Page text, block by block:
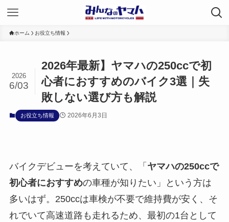
ホーム お役立ち情報
2026年最新】ヤマハの250ccで初
心者におすすめのバイク3選｜失
敗しない選び方も解説
2026
6/03
お役立ち情報 2026年6月3日
バイクデビューを考えていて、「 ヤマハの250ccで
初心者におすすめの車種が知りたい」という方は
多いはず。250ccは車検が不要で維持費が安く、そ
れでいて高速道路も走れるため、最初の1台として